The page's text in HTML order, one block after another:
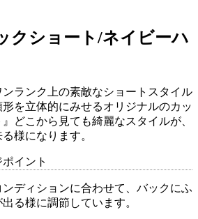
クショート/ネイビーハ
ランク上の素敵なショートスタイル
を立体的にみせるオリジナルのカッ
どこから見ても綺麗なスタイルが、
様になります。
イント
ディションに合わせて、バックにふ
る様に調節しています。